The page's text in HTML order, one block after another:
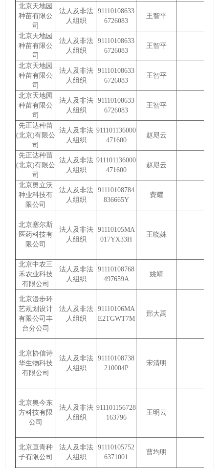
北京天地园
种苗有限公
司
法人及非法
人组织
91110108633
6726083
王智平
北京天地园
种苗有限公
司
法人及非法
人组织
91110108633
6726083
王智平
北京天地园
种苗有限公
司
法人及非法
人组织
91110108633
6726083
王智平
北京天地园
种苗有限公
司
法人及非法
人组织
91110108633
6726083
王智平
先正达种苗
(北京)有限公
司
法人及非法
人组织
911101136000
471600
赵咫云
先正达种苗
(北京)有限公
司
法人及非法
人组织
911101136000
471600
赵咫云
北京奥立沃
种业科技有
限公司
法人及非法
人组织
91110108784
836665Y
费耀
北京塞尔斯
医药科技有
限公司
法人及非法
人组织
91110105MA
017YX33H
王晓姝
北京中农三
禾农业科技
有限公司
法人及非法
人组织
91110108768
497659A
姚靖
北京漫步环
艺规划设计
有限公司丰
台分公司
法人及非法
人组织
91110106MA
E2TGWT7M
邢大禹
北京协信诗
华生物科技
有限公司
法人及非法
人组织
91110108738
210004P
宋清明
北京奥今东
方科技有限
公司
法人及非法
人组织
911101156728
163796
王明云
北京亘青种
子有限公司
法人及非法
人组织
91110105752
6371001
曹均明